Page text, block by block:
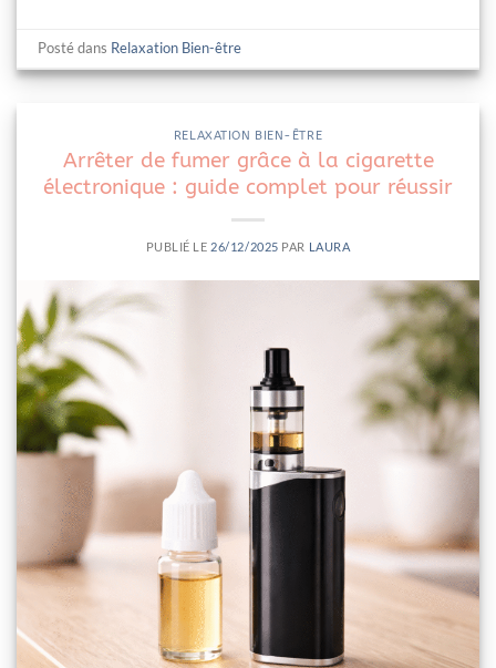
Posté dans Relaxation Bien-être
RELAXATION BIEN-ÊTRE
Arrêter de fumer grâce à la cigarette
électronique : guide complet pour réussir
PUBLIÉ LE 26/12/2025 PAR LAURA